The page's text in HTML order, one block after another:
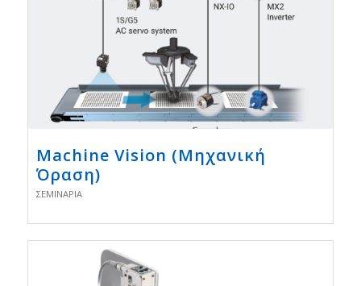
Machine Vision (Μηχανική
Όραση)
ΣΕΜΙΝΆΡΙΑ